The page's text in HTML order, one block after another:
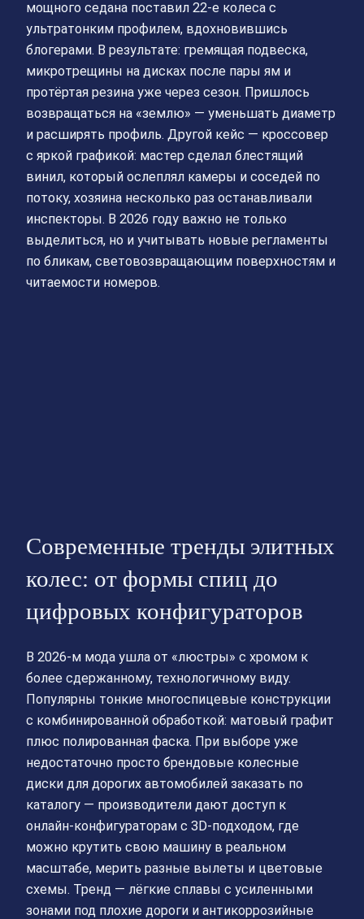
мощного седана поставил 22‑е колеса с
ультратонким профилем, вдохновившись
блогерами. В результате: гремящая подвеска,
микротрещины на дисках после пары ям и
протёртая резина уже через сезон. Пришлось
возвращаться на «землю» — уменьшать диаметр
и расширять профиль. Другой кейс — кроссовер
с яркой графикой: мастер сделал блестящий
винил, который ослеплял камеры и соседей по
потоку, хозяина несколько раз останавливали
инспекторы. В 2026 году важно не только
выделиться, но и учитывать новые регламенты
по бликам, световозвращающим поверхностям и
читаемости номеров.
Современные тренды элитных
колес: от формы спиц до
цифровых конфигураторов
В 2026‑м мода ушла от «люстры» с хромом к
более сдержанному, технологичному виду.
Популярны тонкие многоспицевые конструкции
с комбинированной обработкой: матовый графит
плюс полированная фаска. При выборе уже
недостаточно просто брендовые колесные
диски для дорогих автомобилей заказать по
каталогу — производители дают доступ к
онлайн‑конфигураторам с 3D‑подходом, где
можно крутить свою машину в реальном
масштабе, мерить разные вылеты и цветовые
схемы. Тренд — лёгкие сплавы с усиленными
зонами под плохие дороги и антикоррозийные